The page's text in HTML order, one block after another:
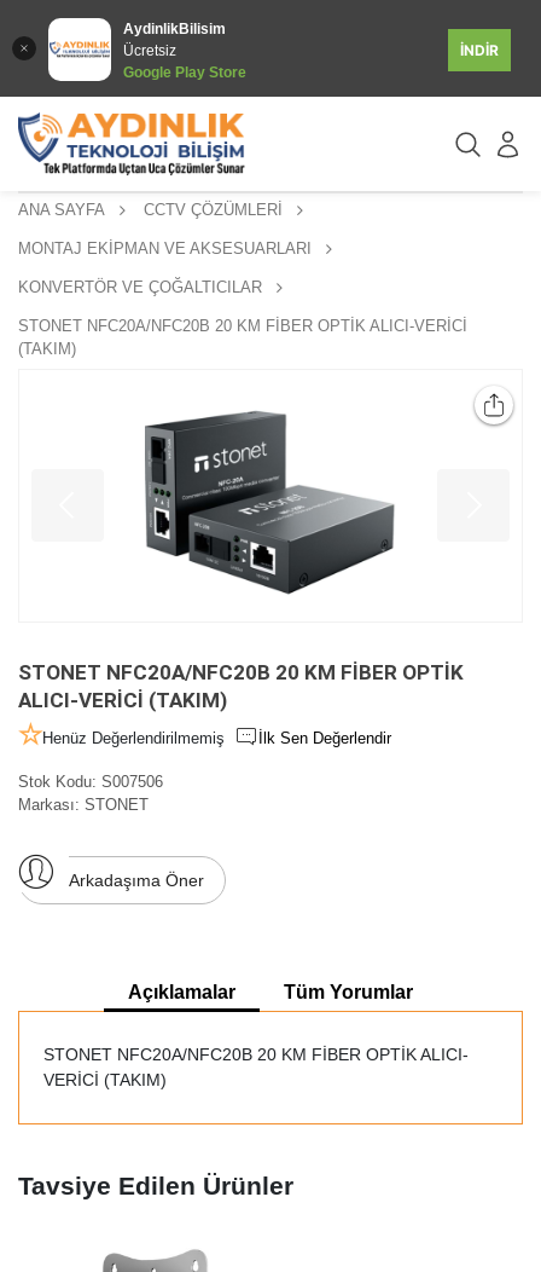
AydinlikBilisim
Ücretsiz
Google Play Store
İNDİR
ANA SAYFA CCTV ÇÖZÜMLERİ
MONTAJ EKİPMAN VE AKSESUARLARI
KONVERTÖR VE ÇOĞALTICILAR
STONET NFC20A/NFC20B 20 KM FİBER OPTİK ALICI-VERİCİ
(TAKIM)
STONET NFC20A/NFC20B 20 KM FİBER OPTİK
ALICI-VERİCİ (TAKIM)
Henüz Değerlendirilmemiş İlk Sen Değerlendir
Stok Kodu: S007506
Markası: STONET
Arkadaşıma Öner
Açıklamalar Tüm Yorumlar
STONET NFC20A/NFC20B 20 KM FİBER OPTİK ALICI-
VERİCİ (TAKIM)
Tavsiye Edilen Ürünler